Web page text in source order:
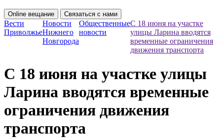
Online вещание Связаться с нами
Вести
Приволжье
Новости
Нижнего
Новгорода
Общественные
новости
С 18 июня на участке
улицы Ларина вводятся
временные ограничения
движения транспорта
С 18 июня на участке улицы
Ларина вводятся временные
ограничения движения
транспорта